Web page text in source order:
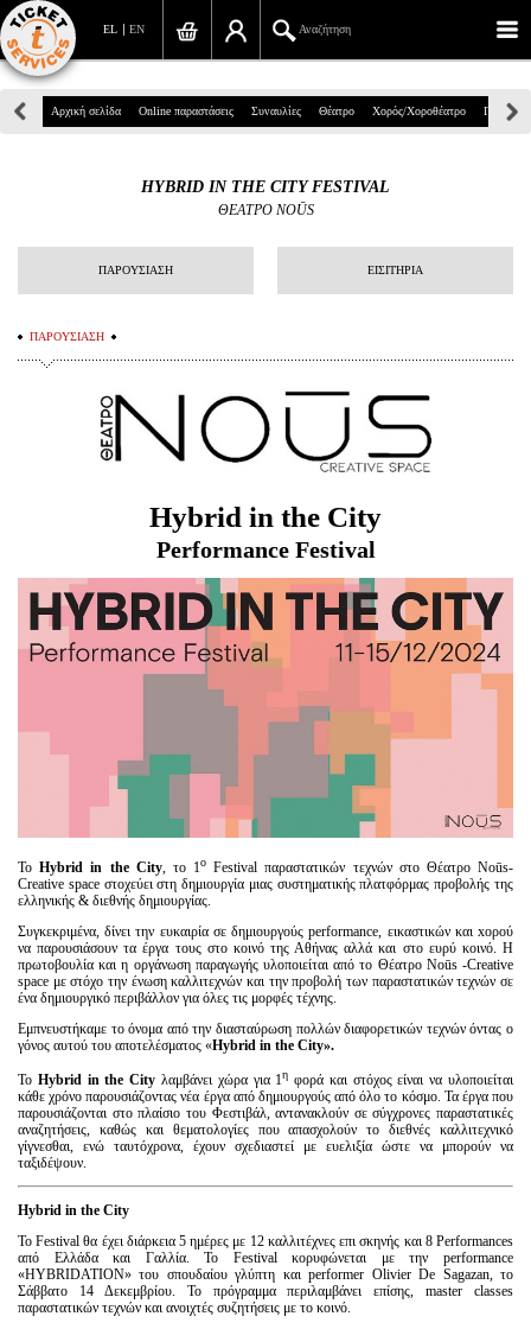
EN
EL Αναζήτηση
Πανεπιστημίου 39, Αθήνα
info@ticketservices.gr
Αναζήτηση
Σύνδεση/Εγγραφή
Αναζήτηση παραγγελίας
Προσωπικά Δεδομένα
Αρχική σελίδα Online παραστάσεις Συναυλίες Θέατρο Χορός/Χοροθέατρο Παιδικά
HYBRID IN THE CITY FESTIVAL
ΘΕΑΤΡΟ NOŪS
ΠΑΡΟΥΣΙΑΣΗ ΕΙΣΙΤΗΡΙΑ
ΠΑΡΟΥΣΙΑΣΗ
Hybrid in the City
Performance Festival
ΤοHybrid in the City, το 1ο Festival παραστατικών τεχνών στο Θέατρο Noūs-
Creative space στοχεύει στη δημιουργία μιας συστηματικής πλατφόρμας προβολής της
ελληνικής & διεθνής δημιουργίας.
Συγκεκριμένα, δίνει την ευκαιρία σε δημιουργούς performance, εικαστικών και xορού
να παρουσιάσουν τα έργα τους στο κοινό της Αθήνας αλλά και στο ευρύ κοινό. Η
πρωτοβουλία και η οργάνωση παραγωγής υλοποιείται από το Θέατρο Noūs -Creative
space με στόχο την ένωση καλλιτεχνών και την προβολή των παραστατικών τεχνών σε
ένα δημιουργικό περιβάλλον για όλες τις μορφές τέχνης.
Εμπνευστήκαμε το όνομα από την διασταύρωση πολλών διαφορετικών τεχνών όντας ο
γόνος αυτού του αποτελέσματος «Hybrid in the City».
Το Hybrid in the City λαμβάνει χώρα για 1η φορά και στόχος είναι να υλοποιείται
κάθε χρόνο παρουσιάζοντας νέα έργα από δημιουργούς από όλο το κόσμο. Τα έργα που
παρουσιάζονται στο πλαίσιο του Φεστιβάλ, αντανακλούν σε σύγχρονες παραστατικές
αναζητήσεις, καθώς και θεματολογίες που απασχολούν το διεθνές καλλιτεχνικό
γίγνεσθαι, ενώ ταυτόχρονα, έχουν σχεδιαστεί με ευελιξία ώστε να μπορούν να
ταξιδέψουν.
Hybrid in the City
Το Festival θα έχει διάρκεια 5 ημέρες με 12 καλλιτέχνες επι σκηνής και 8 Performances
από Ελλάδα και Γαλλία. To Festival κορυφώνεται με την performance
«HYBRIDATION» του σπουδαίου γλύπτη και performer Olivier De Sagazan, το
Σάββατο 14 Δεκεμβρίου. Το πρόγραμμα περιλαμβάνει επίσης, master classes
παραστατικών τεχνών και ανοιχτές συζητήσεις με το κοινό.